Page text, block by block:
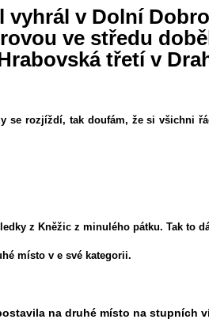
vyhrál v Dolní
ve středu
třetí v
se rozjíždí, tak doufám, že si všichni
z Kněžic z minulého pátku. Tak to
místo v e své kategorii.
na druhé místo na stupních